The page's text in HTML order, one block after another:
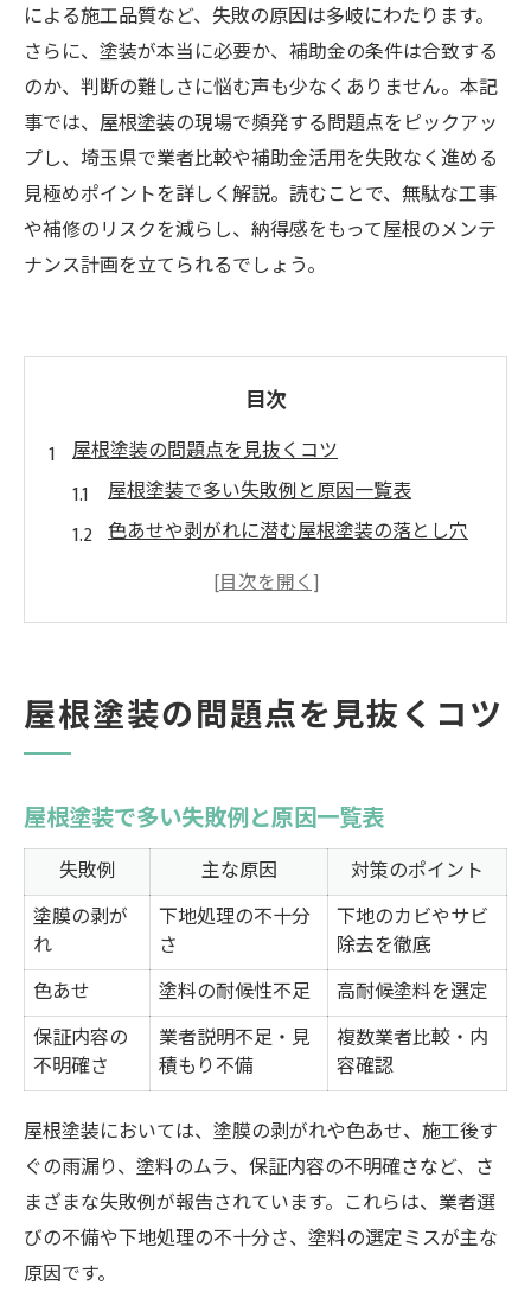
による施工品質など、失敗の原因は多岐にわたります。
さらに、塗装が本当に必要か、補助金の条件は合致する
のか、判断の難しさに悩む声も少なくありません。本記
事では、屋根塗装の現場で頻発する問題点をピックアッ
プし、埼玉県で業者比較や補助金活用を失敗なく進める
見極めポイントを詳しく解説。読むことで、無駄な工事
や補修のリスクを減らし、納得感をもって屋根のメンテ
ナンス計画を立てられるでしょう。
目次
屋根塗装の問題点を見抜くコツ
屋根塗装で多い失敗例と原因一覧表
色あせや剥がれに潜む屋根塗装の落とし穴
屋根塗装をやめた方がいい時期の見極め方
埼玉県で失敗しない屋根塗装の極意
埼玉県の気候に適した屋根塗装ポイント表
屋根塗装の見積もりで注意すべき点とは
施工前に押さえたい屋根塗装の基礎知識
外壁塗装と同時施工のメリットと注意点
施工後トラブルを防ぐ確認ポイント
施工後の屋根塗装トラブル事例と原因比較
表
塗膜の剥がれやひび割れを見逃さないコツ
アフターケアで失敗を防ぐ屋根塗装の秘訣
保証内容の確認で安心できる屋根塗装
施工後の点検チェックリストでトラブル回
避
補助金活用で賢く屋根塗装を進める道
屋根塗装の問題点を見抜くコツ
屋根塗装で多い失敗例と原因一覧表
失敗例 主な原因
対策のポイント
塗膜の剥が
れ
下地処理の不十分
さ
下地のカビやサビ
除去を徹底
色あせ
塗料の耐候性不足
高耐候塗料を選定
保証内容の
不明確さ
業者説明不足・見
積もり不備
複数業者比較・内
容確認
屋根塗装においては、塗膜の剥がれや色あせ、施工後す
ぐの雨漏り、塗料のムラ、保証内容の不明確さなど、さ
まざまな失敗例が報告されています。これらは、業者選
びの不備や下地処理の不十分さ、塗料の選定ミスが主な
原因です。